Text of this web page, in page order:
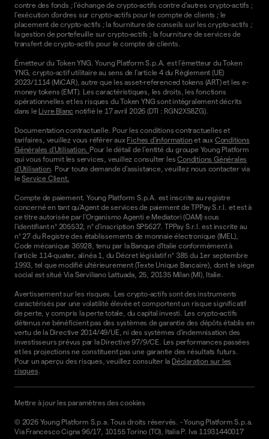
contre des fonds ; l'échange de crypto-actifs contre d'autres crypto-actifs ;
l'exécution d'ordres sur crypto-actifs pour le compte de clients ; le
placement de crypto-actifs ; la fourniture de conseils sur les crypto-actifs ;
la gestion de portefeuille sur crypto-actifs ; la fourniture de services de
transfert de crypto-actifs pour le compte de clients.
Émetteur du Token YNG. Young Platform S.p.A. est l'émetteur du Token
YNG, crypto-actif utilitaire au sens de l'article 4 du Règlement (UE)
2023/1114 (MiCAR), autre que les asset-referenced tokens (ART) et les e-
money tokens (EMT). Les caractéristiques, les droits, les fonctions
opérationnelles et les risques du Token YNG sont intégralement décrits
dans le Livre Blanc notifié le 17 avril 2026 (DTI : RGN2XS8ZG).
Documentation contractuelle. Pour les conditions contractuelles et
tarifaires, veuillez vous référer aux Fiches d'information et aux Conditions
Générales d'Utilisation. Pour le détail de l'entité du groupe Young Platform
qui vous fournit les services, veuillez consulter lesConditions Générales
d'Utilisation. Pour toute demande d'assistance, veuillez nous contacter via
leService Client.
Compte de paiement. Young Platform S.p.A. est inscrite au registre
concerné en tant qu'Agent de services de paiement de TPPay S.r.l. et est à
ce titre autorisée par l'Organismo Agenti e Mediatori (OAM) sous
l'identifiant n° 205532, n° d'inscription SP5627. TPPay S.r.l. est inscrite au
n° 27 du Registre des établissements de monnaie électronique (IMEL),
Code mécanique 36928, tenu par la Banque d'Italie conformément à
l'article 114-quater, alinéa 1, du Décret législatif n° 385 du 1er septembre
1993, tel que modifié ultérieurement (Texte Unique Bancaire), dont le siège
social est situé Via Serviliano Lattuada, 25, 20135 Milan (MI), Italie.
Avertissement sur les risques. Les crypto-actifs sont des instruments
caractérisés par une volatilité élevée et comportent un risque significatif
de perte, y compris la perte totale, du capital investi. Les crypto-actifs
détenus ne bénéficient pas des systèmes de garantie des dépôts établis en
vertu de la Directive 2014/49/UE, ni des systèmes d'indemnisation des
investisseurs prévus par la Directive 97/9/CE. Les performances passées
et les projections ne constituent pas une garantie des résultats futurs.
Pour un aperçu des risques, veuillez consulter la Déclaration sur les
risques.
© 2026 Young Platform S.p.a. Tous droits réservés. -Young Platform S.p.a.
Via Francesco Cigna 96/17, 10155 Torino (TO), Italia P. Iva 11931440017
Mettre à jour les paramètres des cookies